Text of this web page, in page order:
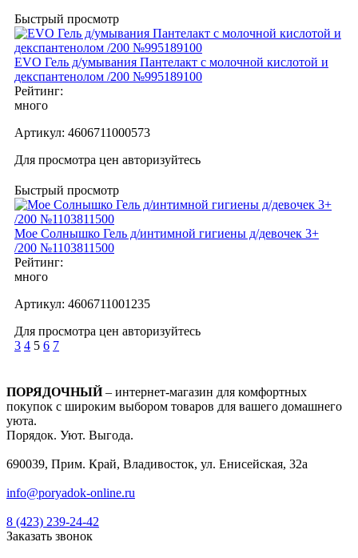
Быстрый просмотр
EVO Гель д/умывания Пантелакт с молочной кислотой и
декспантенолом /200 №995189100
Рейтинг:
много
Артикул: 4606711000573
Для просмотра цен авторизуйтесь
Быстрый просмотр
Мое Cолнышко Гель д/интимной гигиены д/девочек 3+
/200 №1103811500
Рейтинг:
много
Артикул: 4606711001235
Для просмотра цен авторизуйтесь
3 4 5 6 7
ПОРЯДОЧНЫЙ– интернет-магазин для комфортных
покупок с широким выбором товаров для вашего домашнего
уюта.
Порядок. Уют. Выгода.
690039, Прим. Край, Владивосток, ул. Енисейская, 32а
info@poryadok-online.ru
8 (423) 239-24-42
Заказать звонок